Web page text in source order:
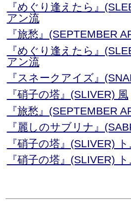
『めぐり逢えたら』
アン流
『旅愁』(SEPTEMBER
『めぐり逢えたら』
アン流
『スネークアイズ』
『硝子の塔』(SLIVER) 風
『旅愁』(SEPTEMBER
『麗しのサブリナ』
『硝子の塔』(SLIVER)
『硝子の塔』(SLIVER)